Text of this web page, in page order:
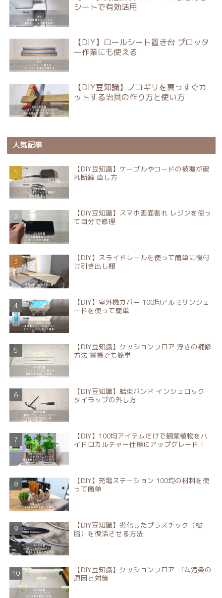
シートで有効活用
【DIY】ロールシート置き台 プロッタ
ー作業にも使える
【DIY豆知識】ノコギリを真っすぐカ
ットする治具の作り方と使い方
人気記事
【DIY豆知識】ケーブルやコードの被覆が破
れ断線 直し方
【DIY豆知識】スマホ画面割れ レジンを使っ
て自分で修理
【DIY】スライドレールを使って簡単に後付
け引き出し棚
【DIY】室外機カバー 100均アルミサンシェ
ードを使って簡単
【DIY豆知識】クッションフロア 浮きの補修
方法 賃貸でも簡単
【DIY豆知識】結束バンド インシュロック
タイラップの外し方
【DIY】100均アイテムだけで観葉植物をハ
イドロカルチャー仕様にアップグレード！
【DIY】充電ステーション 100均の材料を使
って簡単
【DIY豆知識】劣化したプラスチック（樹
脂）を復活させる方法
【DIY豆知識】クッションフロア ゴム汚染の
原因と対策